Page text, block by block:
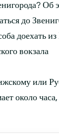
Об
до
доехать
вокзала
или
около